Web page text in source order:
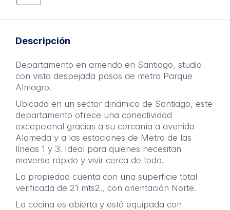
Descripción
Departamento en arriendo en Santiago, studio
con vista despejada pasos de metro Parque
Almagro.
Ubicado en un sector dinámico de Santiago, este
departamento ofrece una conectividad
excepcional gracias a su cercanía a avenida
Alameda y a las estaciones de Metro de las
líneas 1 y 3. Ideal para quienes necesitan
moverse rápido y vivir cerca de todo.
La propiedad cuenta con una superficie total
verificada de 21 mts2., con orientación Norte.
La cocina es abierta y está equipada con